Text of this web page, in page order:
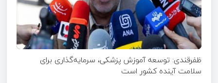
ظفرقندی: توسعه آموزش پزشکی، سرمایه‌گذاری برای
سلامت آینده کشور است